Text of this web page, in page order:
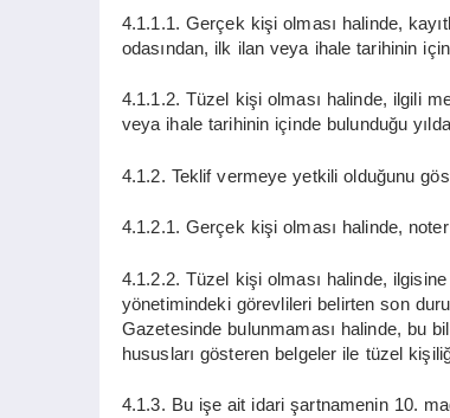
4.1.1.1. Gerçek kişi olması halinde,
odasından, ilk ilan veya ihale tarihinin
4.1.1.2. Tüzel kişi olması halinde, ilgili
veya ihale tarihinin içinde bulunduğu
4.1.2. Teklif vermeye yetkili olduğunu
4.1.2.1. Gerçek kişi olması halinde,
4.1.2.2. Tüzel kişi olması halinde,
yönetimindeki görevlileri belirten son
Gazetesinde bulunmaması halinde, bu
hususları gösteren belgeler ile tüzel
4.1.3. Bu işe ait idari şartnamenin 10.